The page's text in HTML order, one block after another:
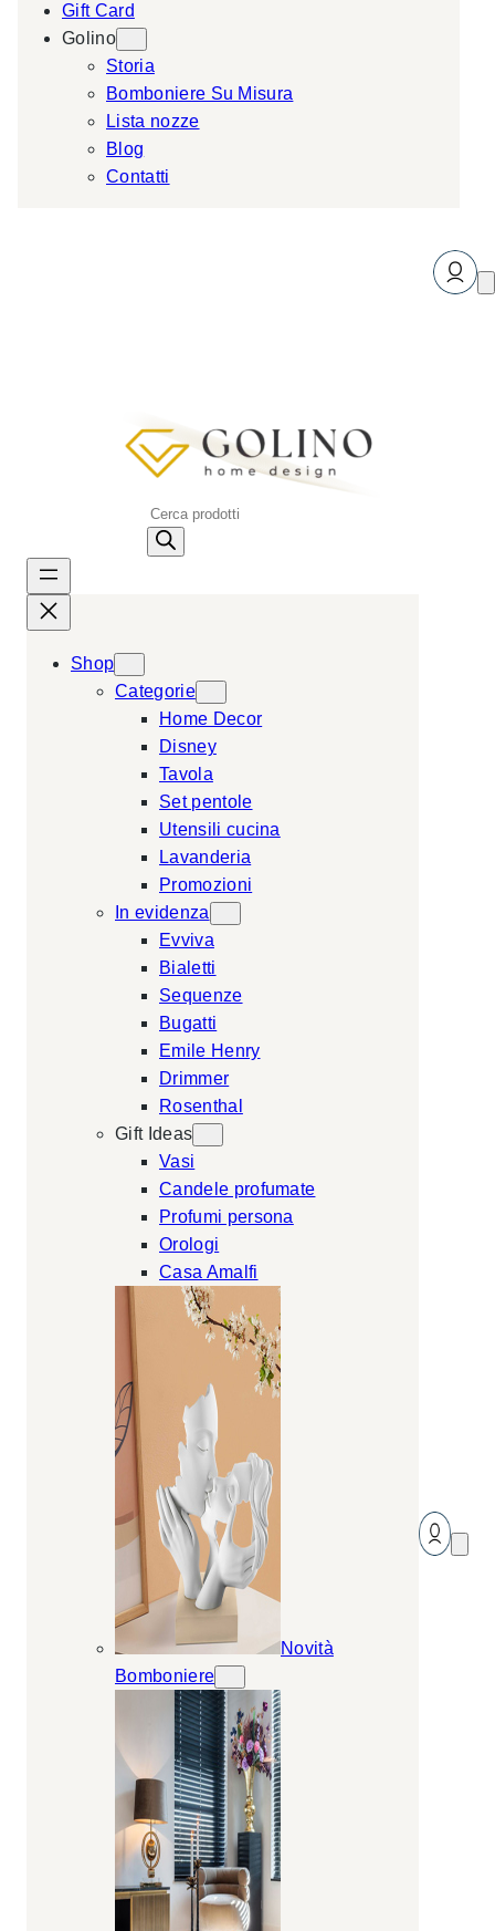
Gift Card
Golino
Storia
Bomboniere Su Misura
Lista nozze
Blog
Contatti
P
s
Shop
Categorie
Home Decor
Disney
Tavola
Set pentole
Utensili cucina
Lavanderia
Promozioni
In evidenza
Evviva
Bialetti
Sequenze
Bugatti
Emile Henry
Drimmer
Rosenthal
Gift Ideas
Vasi
Candele profumate
Profumi persona
Orologi
Casa Amalfi
Novità
Bomboniere